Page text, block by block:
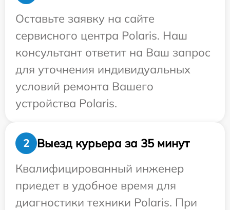
Оставьте заявку на сайте
сервисного центра Polaris. Наш
консультант ответит на Ваш запрос
для уточнения индивидуальных
условий ремонта Вашего
устройства Polaris.
2
Выезд курьера за 35 минут
Квалифицированный инженер
приедет в удобное время для
диагностики техники Polaris. При